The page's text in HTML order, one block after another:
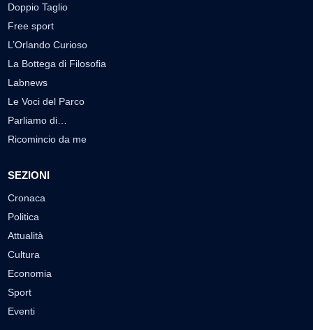
Doppio Taglio
Free sport
L’Orlando Curioso
La Bottega di Filosofia
Labnews
Le Voci del Parco
Parliamo di…
Ricomincio da me
SEZIONI
Cronaca
Politica
Attualità
Cultura
Economia
Sport
Eventi